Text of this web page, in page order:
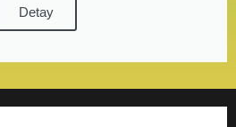
Detay